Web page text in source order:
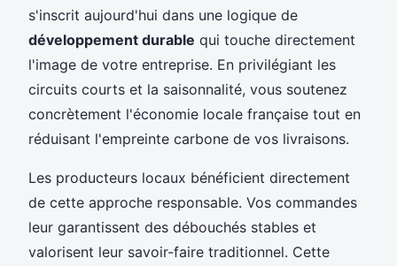
s'inscrit aujourd'hui dans une logique de
développement durable qui touche directement
l'image de votre entreprise. En privilégiant les
circuits courts et la saisonnalité, vous soutenez
concrètement l'économie locale française tout en
réduisant l'empreinte carbone de vos livraisons.
Les producteurs locaux bénéficient directement
de cette approche responsable. Vos commandes
leur garantissent des débouchés stables et
valorisent leur savoir-faire traditionnel. Cette